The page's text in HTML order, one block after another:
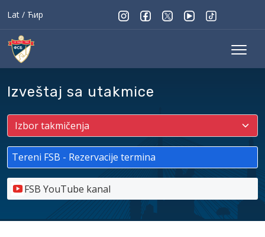
Lat / Ћир
Izveštaj sa utakmice
Tereni FSB - Rezervacije termina
FSB YouTube kanal